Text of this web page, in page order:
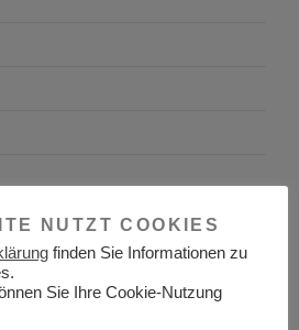
NUTZT COOKIES
finden Sie Informationen zu
Sie Ihre Cookie-Nutzung